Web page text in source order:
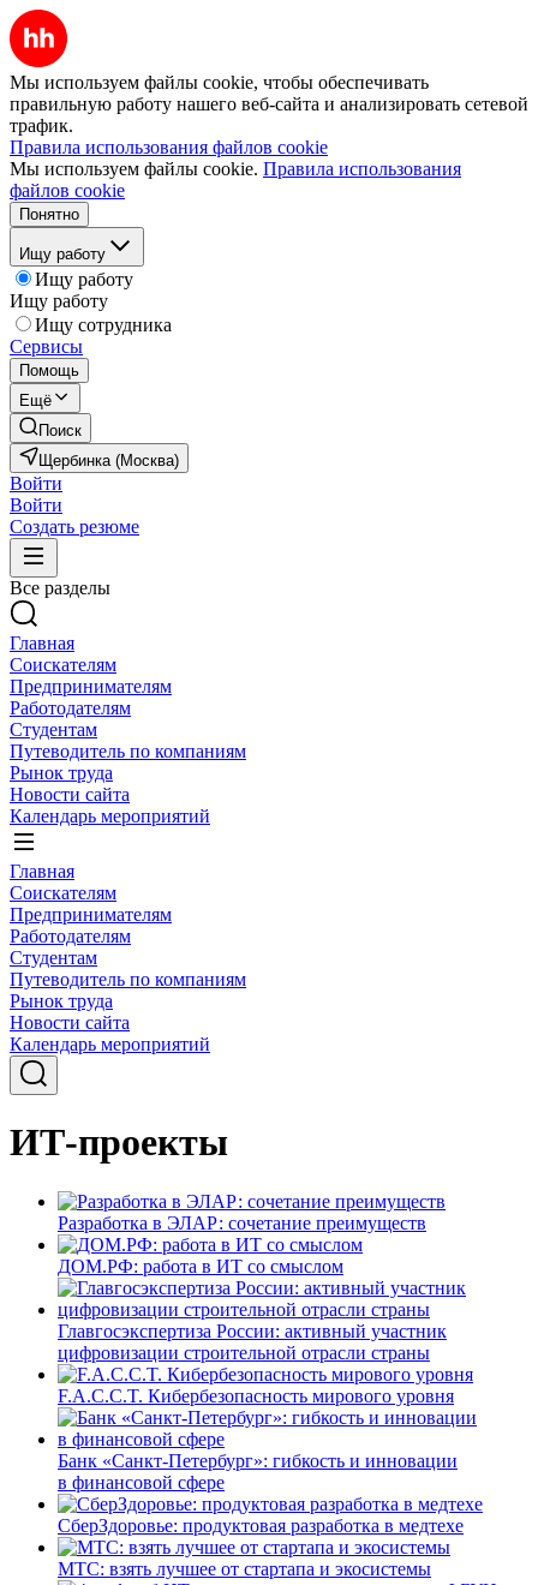
Мы используем файлы cookie, чтобы обеспечивать
правильную работу нашего веб-сайта и анализировать сетевой
трафик.
Правила использования файлов cookie
Мы используем файлы cookie. Правила использования
файлов cookie
Понятно
Ищу работу
Ищу работу
Ищу работу
Ищу сотрудника
Сервисы
Помощь
Ещё
Поиск
Щербинка (Москва)
Войти
Войти
Создать резюме
Все разделы
Главная
Соискателям
Предпринимателям
Работодателям
Студентам
Путеводитель по компаниям
Рынок труда
Новости сайта
Календарь мероприятий
Главная
Соискателям
Предпринимателям
Работодателям
Студентам
Путеводитель по компаниям
Рынок труда
Новости сайта
Календарь мероприятий
ИТ-проекты
Разработка в ЭЛАР: сочетание преимуществ
ДОМ.РФ: работа в ИТ со смыслом
Главгосэкспертиза России: активный участник
цифровизации строительной отрасли страны
F.A.C.C.T. Кибербезопасность мирового уровня
Банк «Санкт-Петербург»: гибкость и инновации
в финансовой сфере
СберЗдоровье: продуктовая разработка в медтехе
МТС: взять лучшее от стартапа и экосистемы